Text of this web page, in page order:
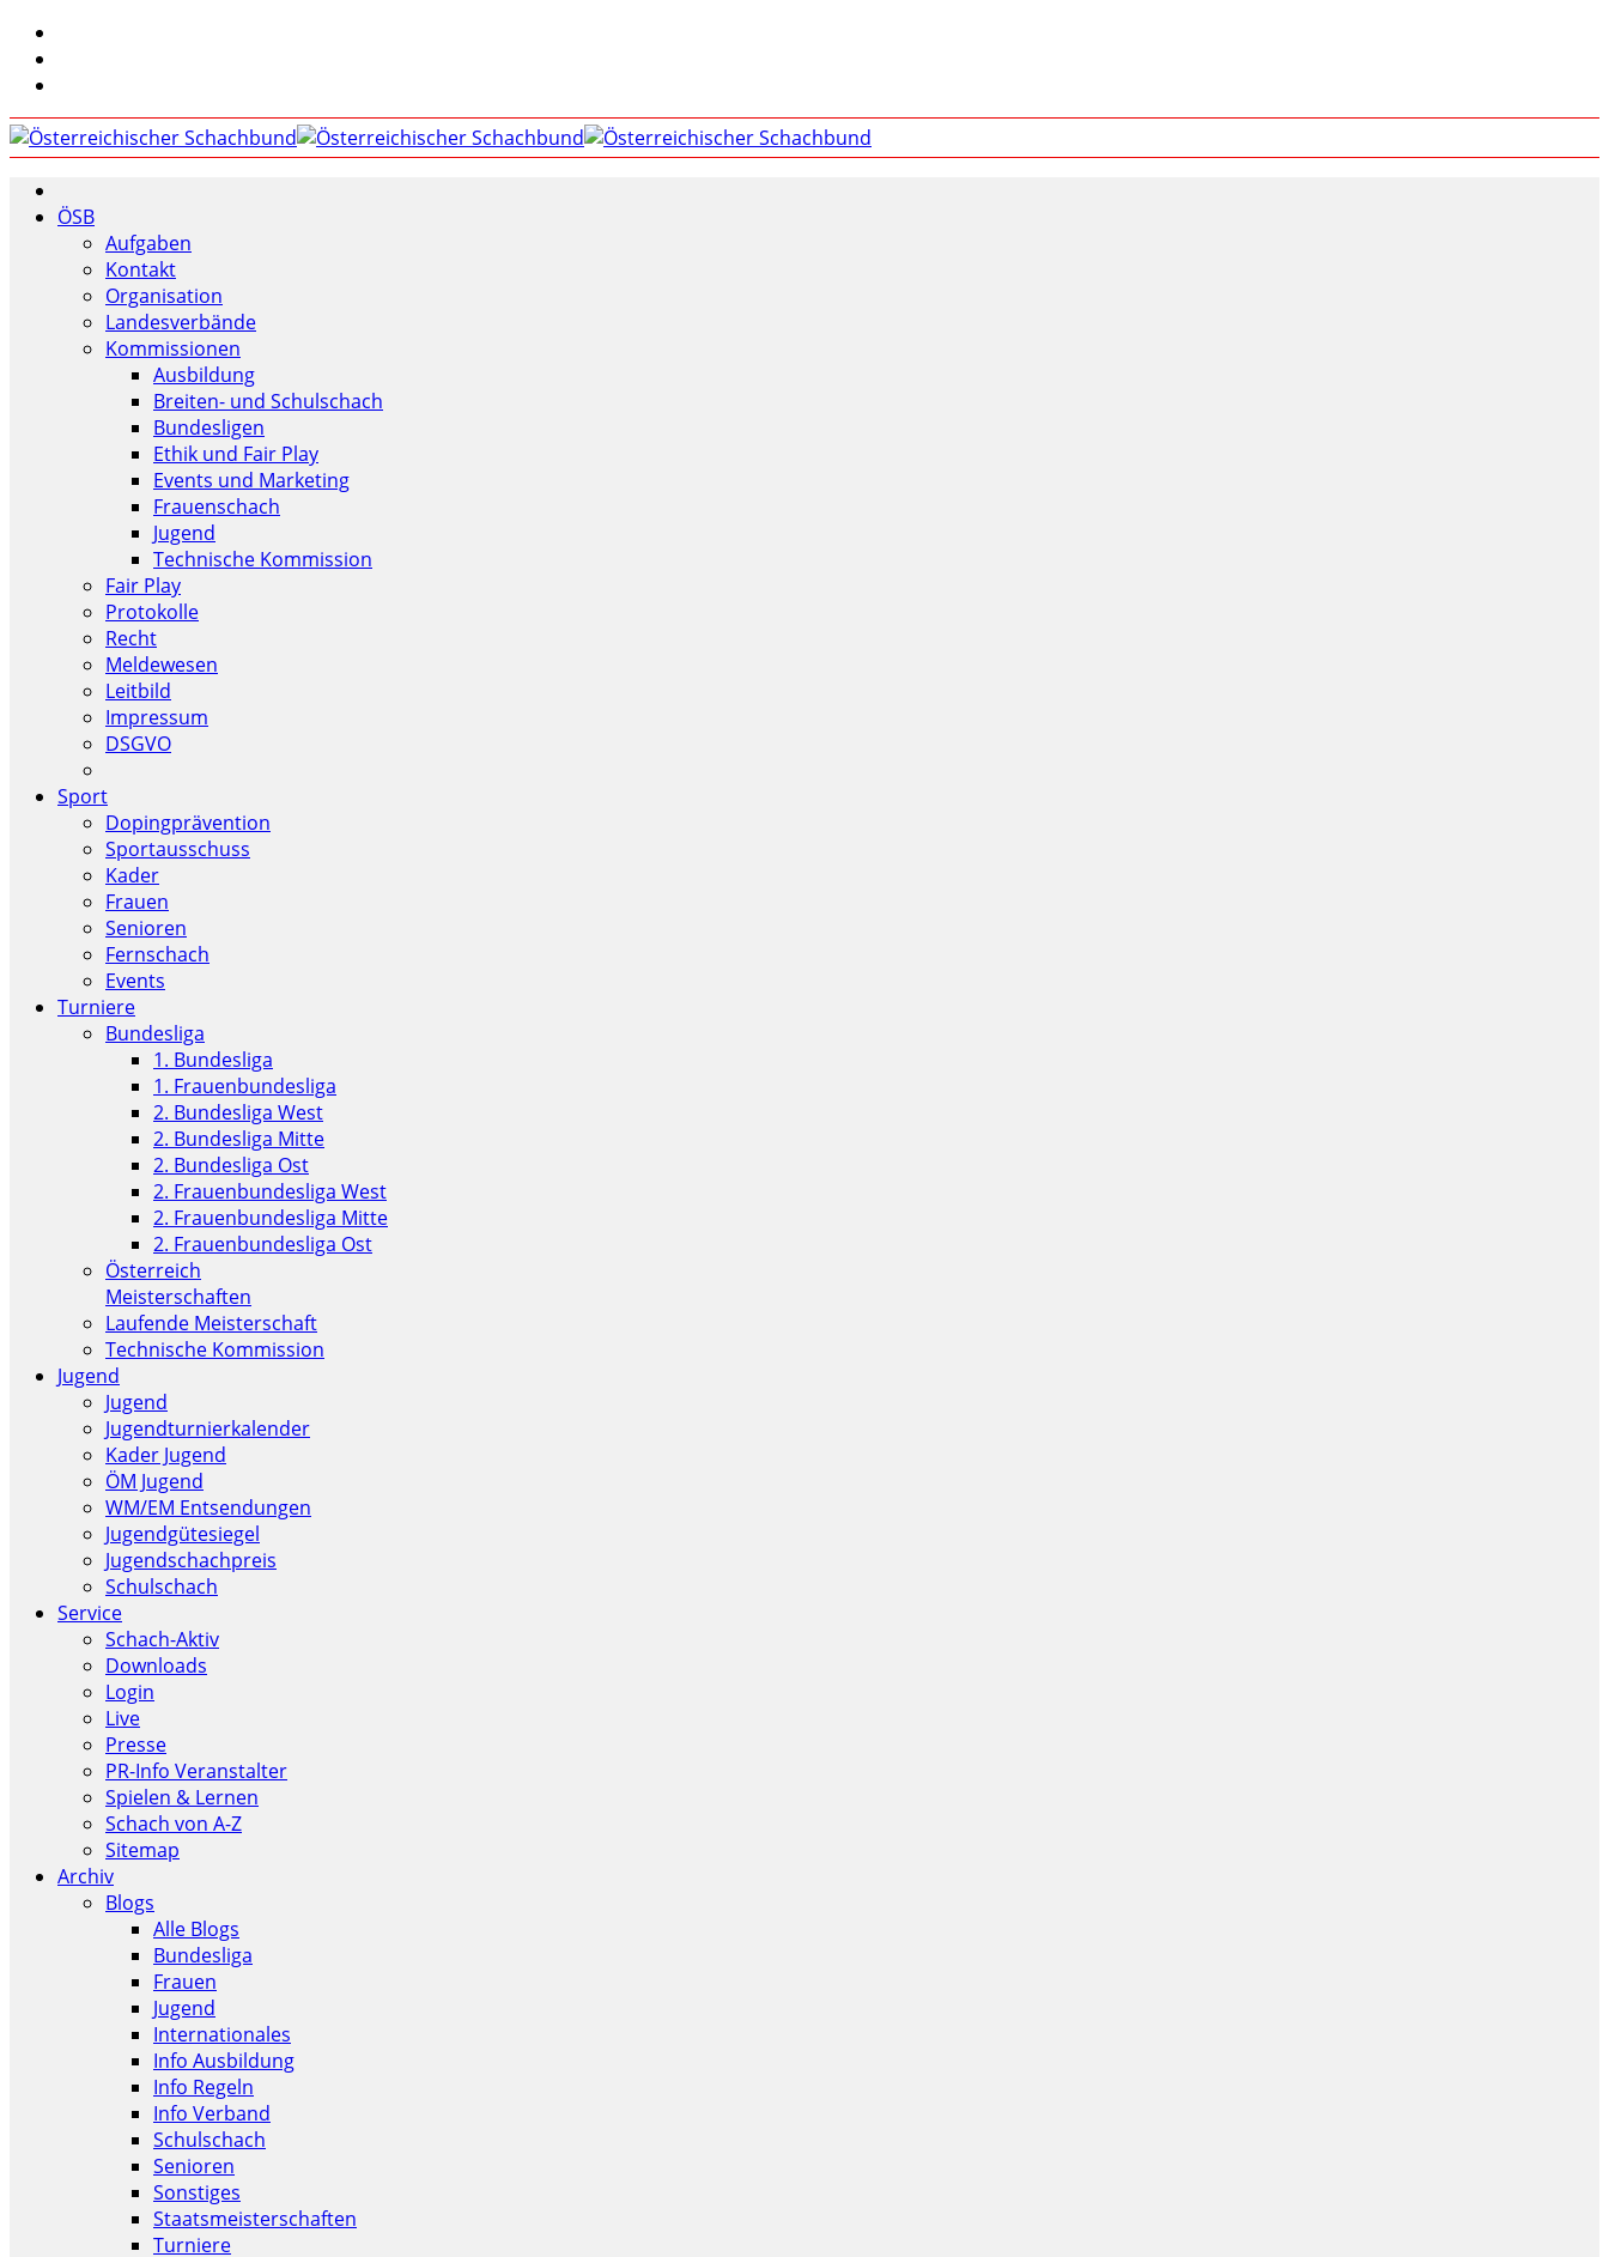
ÖSB
Aufgaben
Kontakt
Organisation
Landesverbände
Kommissionen
Ausbildung
Breiten- und Schulschach
Bundesligen
Ethik und Fair Play
Events und Marketing
Frauenschach
Jugend
Technische Kommission
Fair Play
Protokolle
Recht
Meldewesen
Leitbild
Impressum
DSGVO
Sport
Dopingprävention
Sportausschuss
Kader
Frauen
Senioren
Fernschach
Events
Turniere
Bundesliga
1. Bundesliga
1. Frauenbundesliga
2. Bundesliga West
2. Bundesliga Mitte
2. Bundesliga Ost
2. Frauenbundesliga West
2. Frauenbundesliga Mitte
2. Frauenbundesliga Ost
Österreich
Meisterschaften
Laufende Meisterschaft
Technische Kommission
Jugend
Jugend
Jugendturnierkalender
Kader Jugend
ÖM Jugend
WM/EM Entsendungen
Jugendgütesiegel
Jugendschachpreis
Schulschach
Service
Schach-Aktiv
Downloads
Login
Live
Presse
PR-Info Veranstalter
Spielen & Lernen
Schach von A-Z
Sitemap
Archiv
Blogs
Alle Blogs
Bundesliga
Frauen
Jugend
Internationales
Info Ausbildung
Info Regeln
Info Verband
Schulschach
Senioren
Sonstiges
Staatsmeisterschaften
Turniere